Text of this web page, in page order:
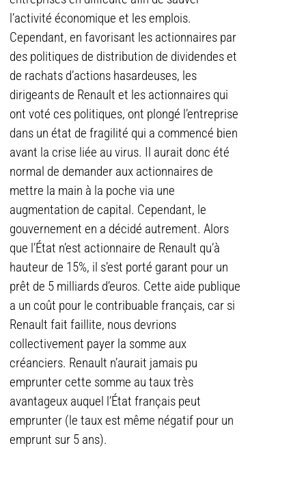
l’activité économique et les emplois.
Cependant, en favorisant les actionnaires par
des politiques de distribution de dividendes et
de rachats d’actions hasardeuses, les
dirigeants de Renault et les actionnaires qui
ont voté ces politiques, ont plongé l’entreprise
dans un état de fragilité qui a commencé bien
avant la crise liée au virus. Il aurait donc été
normal de demander aux actionnaires de
mettre la main à la poche via une
augmentation de capital. Cependant, le
gouvernement en a décidé autrement. Alors
que l’État n’est actionnaire de Renault qu’à
hauteur de 15%, il s’est porté garant pour un
prêt de 5 milliards d’euros. Cette aide publique
a un coût pour le contribuable français, car si
Renault fait faillite, nous devrions
collectivement payer la somme aux
créanciers. Renault n’aurait jamais pu
emprunter cette somme au taux très
avantageux auquel l’État français peut
emprunter (le taux est même négatif pour un
emprunt sur 5 ans).